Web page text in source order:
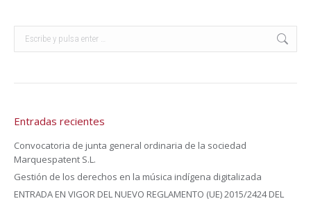
Buscar:
Entradas recientes
Convocatoria de junta general ordinaria de la sociedad
Marquespatent S.L.
Gestión de los derechos en la música indígena digitalizada
ENTRADA EN VIGOR DEL NUEVO REGLAMENTO (UE) 2015/2424 DEL